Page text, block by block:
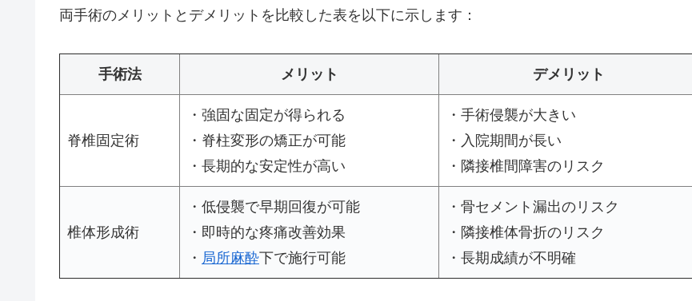
両手術のメリットとデメリットを比較した表を以下に示します：
手術法 メリット デメリット
脊椎固定術
・強固な固定が得られる
・脊柱変形の矯正が可能
・長期的な安定性が高い
・手術侵襲が大きい
・入院期間が長い
・隣接椎間障害のリスク
椎体形成術
・低侵襲で早期回復が可能
・即時的な疼痛改善効果
・ 局所麻酔下で施行可能
・骨セメント漏出のリスク
・隣接椎体骨折のリスク
・長期成績が不明確